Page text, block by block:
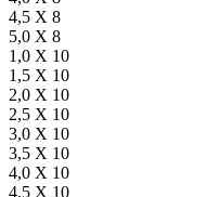
4,5 X 8
5,0 X 8
1,0 X 10
1,5 X 10
2,0 X 10
2,5 X 10
3,0 X 10
3,5 X 10
4,0 X 10
4,5 X 10